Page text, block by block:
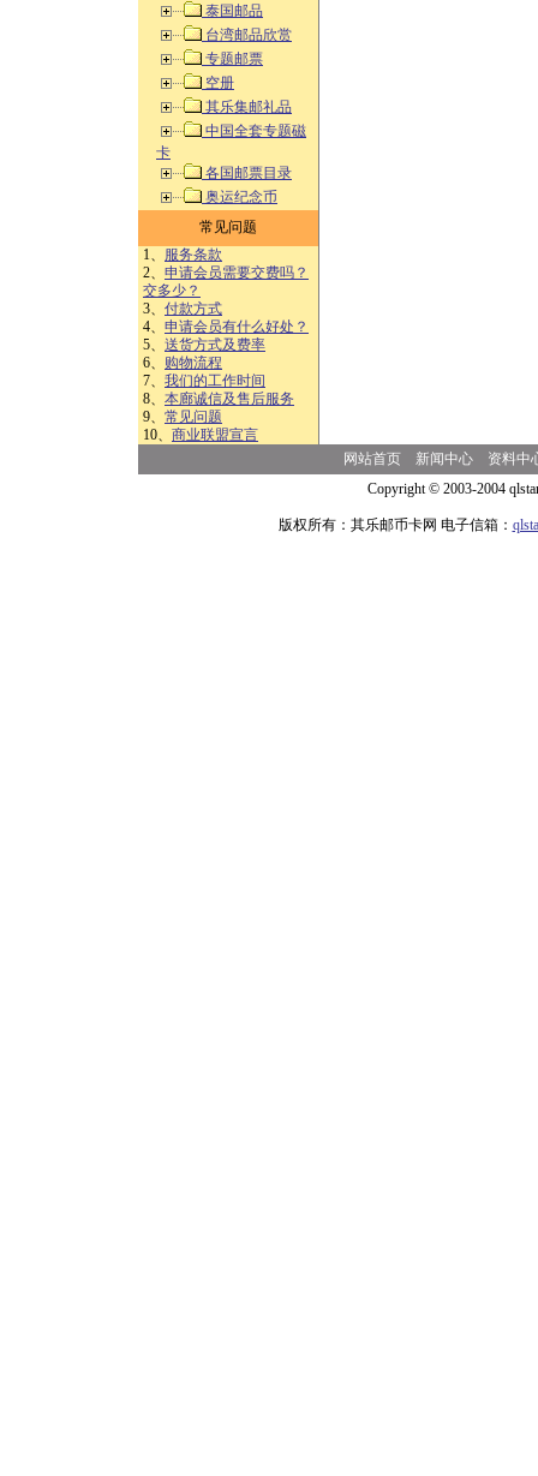
泰国邮品
台湾邮品欣赏
专题邮票
空册
其乐集邮礼品
中国全套专题磁
卡
各国邮票目录
奥运纪念币
常见问题
1、 服务条款
2、 申请会员需要交费吗？
交多少？
3、 付款方式
4、 申请会员有什么好处？
5、 送货方式及费率
6、 购物流程
7、 我们的工作时间
8、 本廊诚信及售后服务
9、 常见问题
10、 商业联盟宣言
网站首页 新闻中心
资料中
Copyright © 2003-2004
版权所有：其乐邮币卡网 电子信箱：